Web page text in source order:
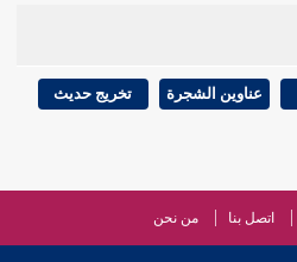
الذي هو تلميذابن سبعين
الأسرار وأمثالهم .
عناوين الشجرة تخريج حديث
اتصل بنا من نحن